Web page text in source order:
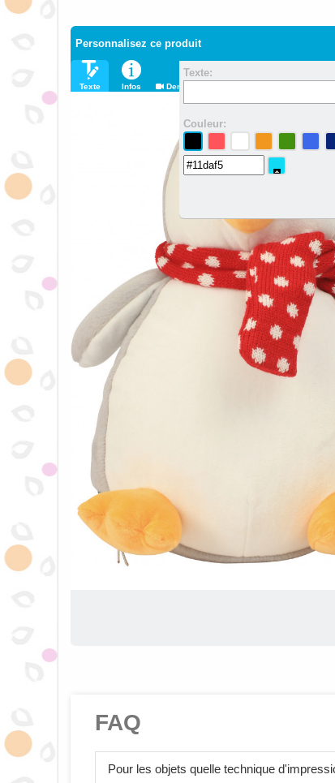
Personnalisez ce produit
Texte Infos Demo
Texte:
Couleur:
FAQ
Pour les objets quelle technique